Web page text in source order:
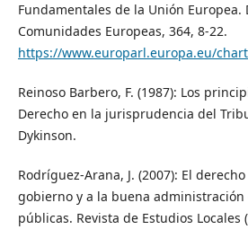
Fundamentales de la Unión Europea.
Comunidades Europeas, 364, 8-22.
https://www.europarl.europa.eu/
Reinoso Barbero, F. (1987): Los
Derecho en la jurisprudencia del
Dykinson.
Rodríguez-Arana, J. (2007): El
gobierno y a la buena
públicas. Revista de Estudios Locales